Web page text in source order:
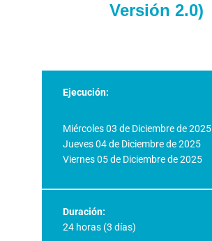
Versión 2.0)
Ejecución:
Miércoles 03 de Diciembre de 2025
Jueves 04 de Diciembre de 2025
Viernes 05 de Diciembre de 2025
Duración:
24 horas (3 días)